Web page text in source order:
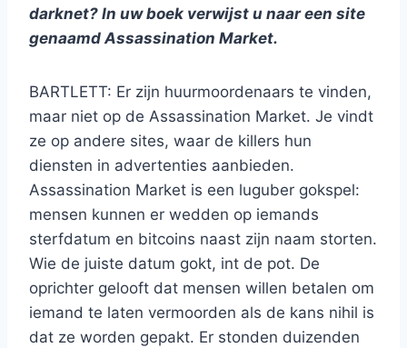
darknet? In uw boek verwijst u naar een site
genaamd Assassination Market.
BARTLETT: Er zijn huurmoordenaars te vinden,
maar niet op de Assassination Market. Je vindt
ze op andere sites, waar de killers hun
diensten in advertenties aanbieden.
Assassination Market is een luguber gokspel:
mensen kunnen er wedden op iemands
sterfdatum en bitcoins naast zijn naam storten.
Wie de juiste datum gokt, int de pot. De
oprichter gelooft dat mensen willen betalen om
iemand te laten vermoorden als de kans nihil is
dat ze worden gepakt. Er stonden duizenden